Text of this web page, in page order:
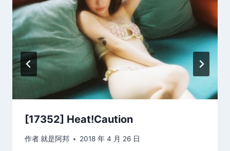
[17352] Heat!Caution
作者就是阿邦 2018 年 4 月 26 日